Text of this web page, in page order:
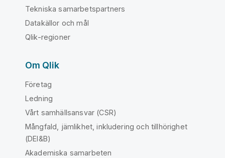
Tekniska samarbetspartners
Datakällor och mål
Qlik-regioner
Om Qlik
Företag
Ledning
Vårt samhällsansvar (CSR)
Mångfald, jämlikhet, inkludering och tillhörighet
(DEI&B)
Akademiska samarbeten